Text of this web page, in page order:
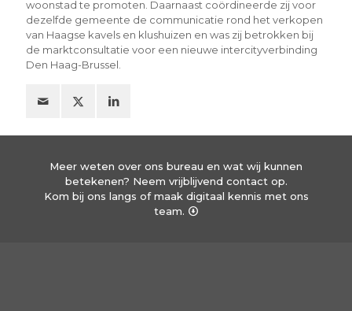
woonstad te promoten. Daarnaast coördineerde zij voor
dezelfde gemeente de communicatie rond het verkopen
van Haagse kavels en klushuizen en was zij betrokken bij
de marktconsultatie voor een nieuwe intercityverbinding
Den Haag-Brussel.
Meer weten over ons bureau en wat wij kunnen
betekenen? Neem vrijblijvend contact op.
Kom bij ons langs of maak digitaal kennis met ons
team.